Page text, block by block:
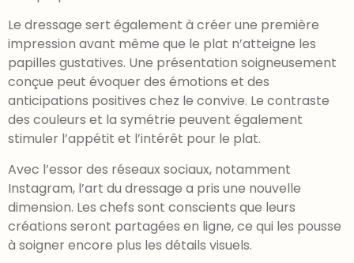
Le dressage sert également à créer une première
impression avant même que le plat n’atteigne les
papilles gustatives. Une présentation soigneusement
conçue peut évoquer des émotions et des
anticipations positives chez le convive. Le contraste
des couleurs et la symétrie peuvent également
stimuler l’appétit et l’intérêt pour le plat.
Avec l’essor des réseaux sociaux, notamment
Instagram, l’art du dressage a pris une nouvelle
dimension. Les chefs sont conscients que leurs
créations seront partagées en ligne, ce qui les pousse
à soigner encore plus les détails visuels.